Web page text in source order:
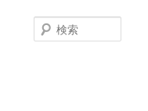
索